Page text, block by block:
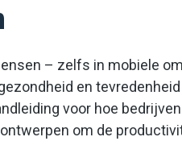
– zelfs in mobiele
en
voor hoe
om de